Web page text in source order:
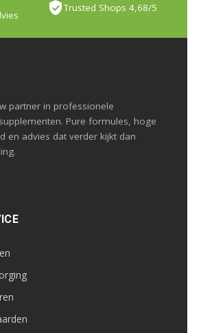
Trusted Shops 4,68/5
partner in professionele
Pure formules, hoge
en advies dat verder kijkt dan